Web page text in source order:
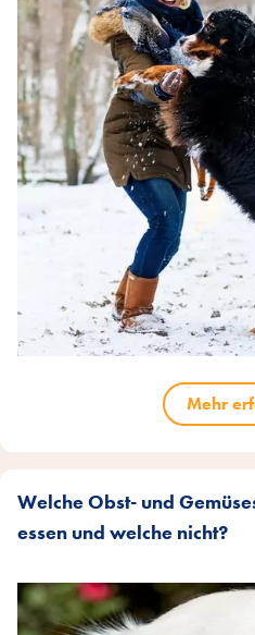
Mehr
Welche Obst- und
essen und welche nicht?